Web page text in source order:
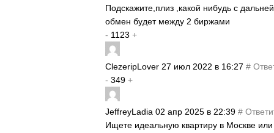
Подскажите,плиз ,какой нибудь с
обмен будет между 2 биржами
- 1123 +
ClezeripLover 27 июл 2022 в 16:27 #
- 349 +
JeffreyLadia 02 апр 2025 в 22:39 #
Ищете идеальную квартиру в Москве